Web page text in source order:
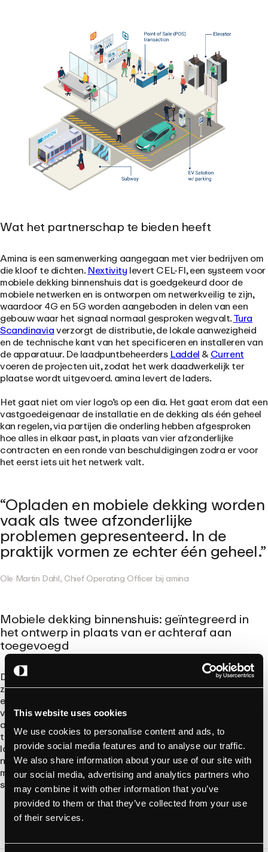
This website uses cookies
We use cookies to personalise content and ads, to
provide social media features and to analyse our traffic.
We also share information about your use of our site with
our social media, advertising and analytics partners who
may combine it with other information that you’ve
provided to them or that they’ve collected from your use
of their services.
Wat het partnerschap te bieden heeft
Amina is een samenwerking aangegaan met vier bedrijven om
die kloof te dichten.Nextivitylevert CEL-FI, een systeem voor
mobiele dekking binnenshuis dat is goedgekeurd door de
mobiele netwerken en is ontworpen om netwerkveilig te zijn,
waardoor 4G en 5G worden aangeboden in delen van een
gebouw waar het signaal normaal gesproken wegvalt.Tura
Scandinaviaverzorgt de distributie, de lokale aanwezigheid
en de technische kant van het specificeren en installeren van
de apparatuur. De laadpuntbeheerdersLaddel&Current
voeren de projecten uit, zodat het werk daadwerkelijk ter
plaatse wordt uitgevoerd. amina levert de laders.
Het gaat niet om vier logo’s op een dia. Het gaat erom dat een
vastgoedeigenaar de installatie en de dekking als één geheel
kan regelen, via partijen die onderling hebben afgesproken
hoe alles in elkaar past, in plaats van vier afzonderlijke
contracten en een ronde van beschuldigingen zodra er voor
het eerst iets uit het netwerk valt.
Opladen en mobiele dekking worden
vaak als twee afzonderlijke
problemen gepresenteerd. In de
praktijk vormen ze echter één geheel.
Ole Martin Dahl, Chief Operating Officer bij amina
Mobiele dekking binnenshuis: geïntegreerd in
het ontwerp in plaats van er achteraf aan
toegevoegd
Dit is voorlopig een informele samenwerking, en dat is bewust
zo gekozen. Het probleem dat hieraan ten grondslag ligt, is
echter helemaal niet informeel. Van gebouwen wordt steeds
vaker verwacht dat ze oplaadpunten voor elektrische auto’s
aanbieden, terwijl bewoners tegelijkertijd verwachten dat hun
telefoon ook in de garage werkt. Deze twee zaken werden
lange tijd door verschillende vakgebieden afgehandeld, die
nauwelijks met elkaar communiceerden. Het is gewoon de
meest verstandige aanpak om deze zaken vanaf het begin
samen aan te pakken.